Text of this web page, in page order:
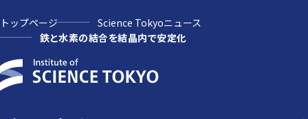
トップページ
Science Tokyoニュース
鉄と水素の結合を結晶内で安定化